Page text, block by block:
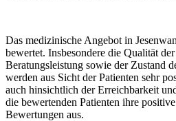
Das medizinische Angebot in
bewertet. Insbesondere die Qualität
Beratungsleistung sowie der Zustand
werden aus Sicht der Patienten sehr
auch hinsichtlich der Erreichbarkeit
die bewertenden Patienten ihre
Bewertungen aus.